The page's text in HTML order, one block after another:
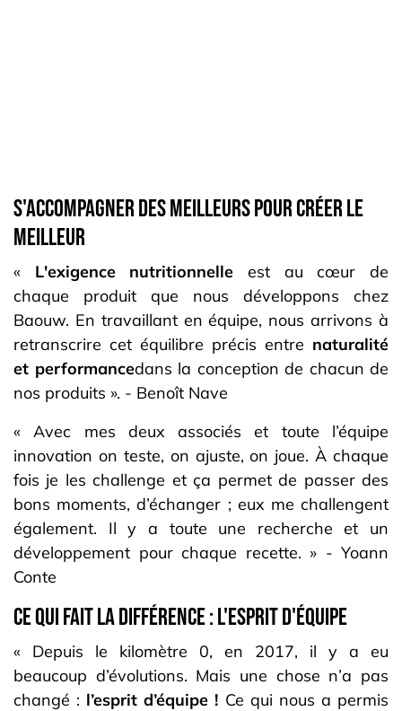
S'accompagner des meilleurs pour créer le
meilleur
« L'exigence nutritionnelle est au cœur de
chaque produit que nous développons chez
Baouw. En travaillant en équipe, nous arrivons à
retranscrire cet équilibre précis entre naturalité
et performancedans la conception de chacun de
nos produits ». - Benoît Nave
« Avec mes deux associés et toute l’équipe
innovation on teste, on ajuste, on joue. À chaque
fois je les challenge et ça permet de passer des
bons moments, d’échanger ; eux me challengent
également. Il y a toute une recherche et un
développement pour chaque recette. » - Yoann
Conte
Ce qui fait la différence : L'esprit d'équipe
« Depuis le kilomètre 0, en 2017, il y a eu
beaucoup d’évolutions. Mais une chose n’a pas
changé : l’esprit d’équipe ! Ce qui nous a permis